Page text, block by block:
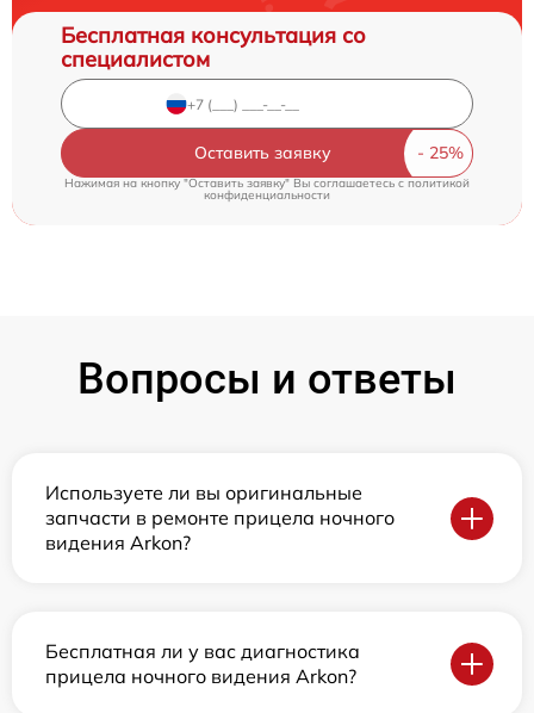
Бесплатная консультация со
специалистом
Оставить заявку
Нажимая на кнопку "Оставить заявку" Вы соглашаетесь c политикой
конфиденциальности
Вопросы и ответы
Используете ли вы оригинальные
запчасти в ремонте прицела ночного
видения Arkon?
Бесплатная ли у вас диагностика
прицела ночного видения Arkon?